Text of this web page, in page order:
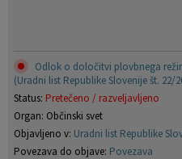
Odlok o določitvi plovbnega
(Uradni list Republike Slovenije št. 22/
Status: Pretečeno / razveljavljeno
Organ: Občinski svet
Objavljeno v: Uradni list Republike
Povezava do objave: Povezava